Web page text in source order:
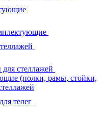
стеллажей
(полки, рамы, стойки,
телег